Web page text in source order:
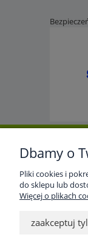
Pomoc
Strona
Regulamin
Dbamy o
Pliki cookies i
do sklepu lub
Więcej o plikach
zaakceptuj